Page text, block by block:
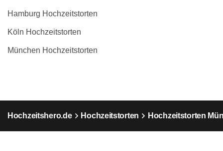
Hamburg Hochzeitstorten
Köln Hochzeitstorten
München Hochzeitstorten
Hochzeitshero.de Hochzeitstorten Hochzeitstorten